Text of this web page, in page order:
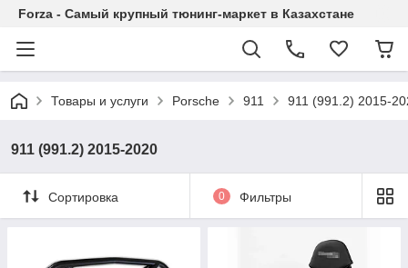
Forza - Самый крупный тюнинг-маркет в Казахстане
Товары и услуги Porsche 911 911 (991.2) 2015-
911 (991.2) 2015-2020
Сортировка 0 Фильтры